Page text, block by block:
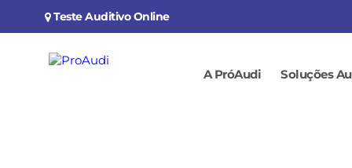
Teste Auditivo Online
A PróAudi Soluções